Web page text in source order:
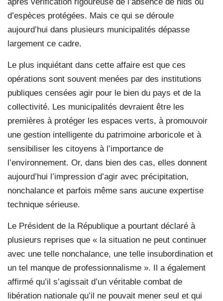
d’espèces protégées. Mais ce qui se déroule
aujourd’hui dans plusieurs municipalités dépasse
largement ce cadre.
Le plus inquiétant dans cette affaire est que ces
opérations sont souvent menées par des institutions
publiques censées agir pour le bien du pays et de la
collectivité. Les municipalités devraient être les
premières à protéger les espaces verts, à promouvoir
une gestion intelligente du patrimoine arboricole et à
sensibiliser les citoyens à l’importance de
l’environnement. Or, dans bien des cas, elles donnent
aujourd’hui l’impression d’agir avec précipitation,
nonchalance et parfois même sans aucune expertise
technique sérieuse.
Le Président de la République a pourtant déclaré à
plusieurs reprises que « la situation ne peut continuer
avec une telle nonchalance, une telle insubordination et
un tel manque de professionnalisme ». Il a également
affirmé qu’il s’agissait d’un véritable combat de
libération nationale qu’il ne pouvait mener seul et qui